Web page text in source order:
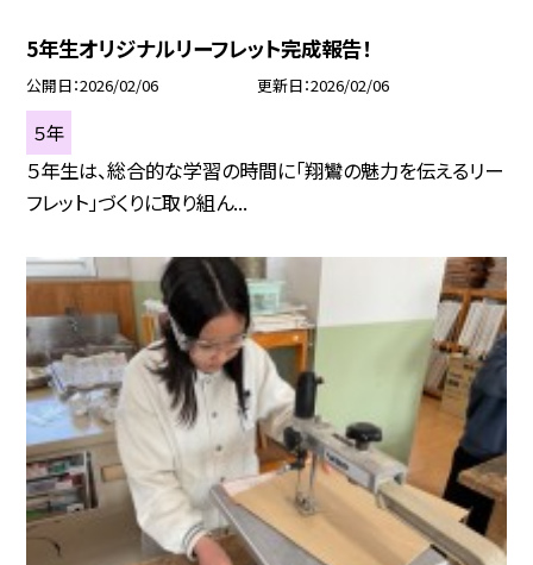
5年生オリジナルリーフレット完成報告！
公開日 2026/02/06 更新日 2026/02/06
５年
５年生は、総合的な学習の時間に「翔鸞の魅力を伝えるリー
フレット」づくりに取り組ん...